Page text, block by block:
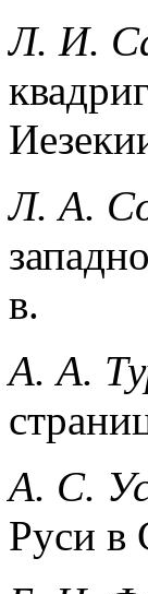
Л. И.
Л. А.
в.
А. А.
А. С.
Руси в